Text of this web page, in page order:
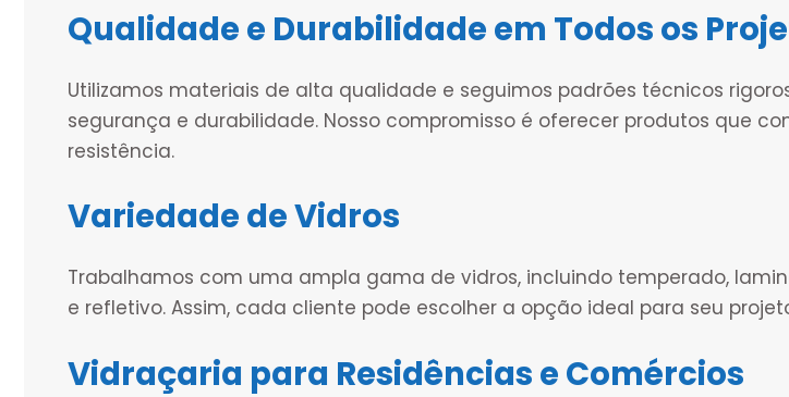
Qualidade e Durabilidade em Todos os
Utilizamos materiais de alta qualidade e seguimos padrões técnicos
segurança e durabilidade. Nosso compromisso é oferecer produtos que
resistência.
Variedade de Vidros
Trabalhamos com uma ampla gama de vidros, incluindo temperado,
e refletivo. Assim, cada cliente pode escolher a opção ideal para seu
Vidraçaria para Residências e Comércios